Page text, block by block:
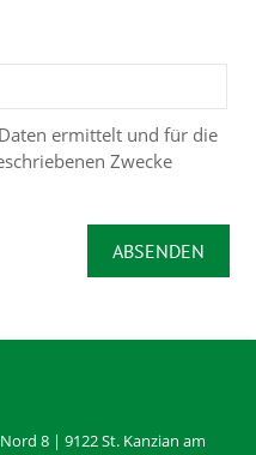
ermittelt und für die
Zwecke
8 |9122St. Kanzian am